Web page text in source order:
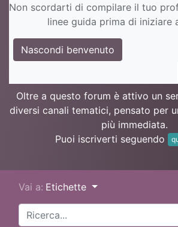
Non scordarti di compilare il tuo
linee guida prima di iniziare
Nascondi benvenuto
Oltre a questo forum è attivo un
diversi canali tematici, pensato per
più immediata.
Puoi iscriverti seguendo
Vai a: Etichette